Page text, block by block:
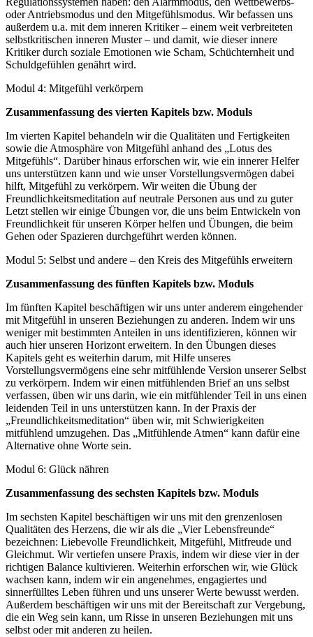
oder Antriebsmodus und den Mitgefühlsmodus. Wir befassen uns
außerdem u.a. mit dem inneren Kritiker – einem weit verbreiteten
selbstkritischen inneren Muster – und damit, wie dieser innere
Kritiker durch soziale Emotionen wie Scham, Schüchternheit und
Schuldgefühlen genährt wird.
Modul 4: Mitgefühl verkörpern
Zusammenfassung des vierten Kapitels bzw. Moduls
Im vierten Kapitel behandeln wir die Qualitäten und Fertigkeiten
sowie die Atmosphäre von Mitgefühl anhand des „Lotus des
Mitgefühls“. Darüber hinaus erforschen wir, wie ein innerer Helfer
uns unterstützen kann und wie unser Vorstellungsvermögen dabei
hilft, Mitgefühl zu verkörpern. Wir weiten die Übung der
Freundlichkeitsmeditation auf neutrale Personen aus und zu guter
Letzt stellen wir einige Übungen vor, die uns beim Entwickeln von
Freundlichkeit für unseren Körper helfen und Übungen, die beim
Gehen oder Spazieren durchgeführt werden können.
Modul 5: Selbst und andere – den Kreis des Mitgefühls erweitern
Zusammenfassung des fünften Kapitels bzw. Moduls
Im fünften Kapitel beschäftigen wir uns unter anderem eingehender
mit Mitgefühl in unseren Beziehungen zu anderen. Indem wir uns
weniger mit bestimmten Anteilen in uns identifizieren, können wir
auch hier unseren Horizont erweitern. In den Übungen dieses
Kapitels geht es weiterhin darum, mit Hilfe unseres
Vorstellungsvermögens eine sehr mitfühlende Version unserer Selbst
zu verkörpern. Indem wir einen mitfühlenden Brief an uns selbst
verfassen, üben wir uns darin, wie ein mitfühlender Teil in uns einen
leidenden Teil in uns unterstützen kann. In der Praxis der
„Freundlichkeitsmeditation“ üben wir, mit Schwierigkeiten
mitfühlend umzugehen. Das „Mitfühlende Atmen“ kann dafür eine
Alternative ohne Worte sein.
Modul 6: Glück nähren
Zusammenfassung des sechsten Kapitels bzw. Moduls
Im sechsten Kapitel beschäftigen wir uns mit den grenzenlosen
Qualitäten des Herzens, die wir als die „Vier Lebensfreunde“
bezeichnen: Liebevolle Freundlichkeit, Mitgefühl, Mitfreude und
Gleichmut. Wir vertiefen unsere Praxis, indem wir diese vier in der
richtigen Balance kultivieren. Weiterhin erforschen wir, wie Glück
wachsen kann, indem wir ein angenehmes, engagiertes und
sinnerfülltes Leben führen und uns unserer Werte bewusst werden.
Außerdem beschäftigen wir uns mit der Bereitschaft zur Vergebung,
die ein Weg sein kann, um Risse in unseren Beziehungen mit uns
selbst oder mit anderen zu heilen.